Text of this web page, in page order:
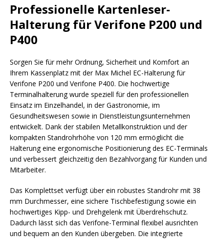
Professionelle Kartenleser-
Halterung für Verifone P200 und
P400
Sorgen Sie für mehr Ordnung, Sicherheit und Komfort an
Ihrem Kassenplatz mit der Max Michel EC-Halterung für
Verifone P200 und Verifone P400. Die hochwertige
Terminalhalterung wurde speziell für den professionellen
Einsatz im Einzelhandel, in der Gastronomie, im
Gesundheitswesen sowie in Dienstleistungsunternehmen
entwickelt. Dank der stabilen Metallkonstruktion und der
kompakten Standrohrhöhe von 120 mm ermöglicht die
Halterung eine ergonomische Positionierung des EC-Terminals
und verbessert gleichzeitig den Bezahlvorgang für Kunden und
Mitarbeiter.
Das Komplettset verfügt über ein robustes Standrohr mit 38
mm Durchmesser, eine sichere Tischbefestigung sowie ein
hochwertiges Kipp- und Drehgelenk mit Überdrehschutz.
Dadurch lässt sich das Verifone-Terminal flexibel ausrichten
und bequem an den Kunden übergeben. Die integrierte